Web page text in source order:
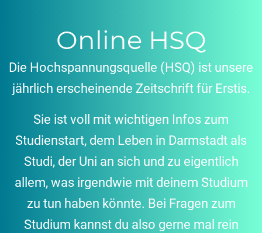
Online HSQ
Die Hochspannungsquelle (HSQ) ist unsere
jährlich erscheinende Zeitschrift für Erstis.
Sie ist voll mit wichtigen Infos zum
Studienstart, dem Leben in Darmstadt als
Studi, der Uni an sich und zu eigentlich
allem, was irgendwie mit deinem Studium
zu tun haben könnte. Bei Fragen zum
Studium kannst du also gerne mal rein